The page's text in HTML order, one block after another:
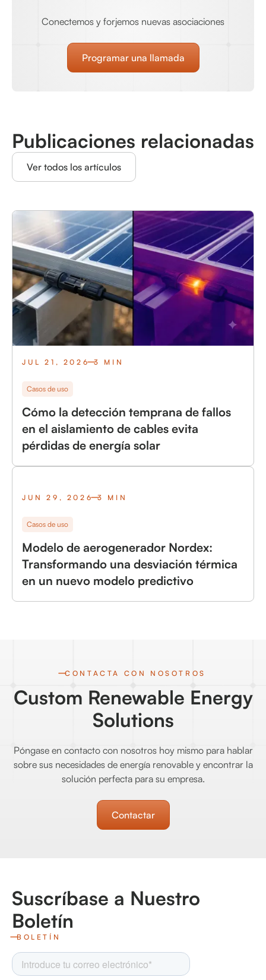
Conectemos y forjemos nuevas asociaciones
Programar una llamada
Publicaciones relacionadas
Ver todos los artículos
JUL 21, 2026 3 MIN
Casos de uso
Cómo la detección temprana de fallos
en el aislamiento de cables evita
pérdidas de energía solar
JUN 29, 2026 3 MIN
Casos de uso
Modelo de aerogenerador Nordex:
Transformando una desviación térmica
en un nuevo modelo predictivo
CONTACTA CON NOSOTROS
Custom Renewable Energy
Solutions
Póngase en contacto con nosotros hoy mismo para hablar
sobre sus necesidades de energía renovable y encontrar la
solución perfecta para su empresa.
Contactar
Suscríbase a Nuestro
Boletín
BOLETÍN